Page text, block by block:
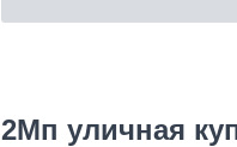
2Мп уличная